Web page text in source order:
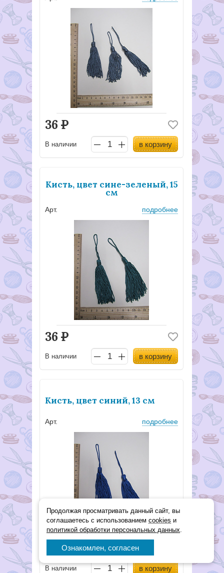
36 Р
В наличии в корзину
Кисть, цвет сине-зеленый, 15
см
Арт. подробнее
36 Р
В наличии в корзину
Кисть, цвет синий, 13 см
Арт. подробнее
Р
В наличии в корзину
Продолжая просматривать данный сайт, вы
соглашаетесь с использованием cookies и
политикой обработки персональных данных.
Ознакомлен, согласен